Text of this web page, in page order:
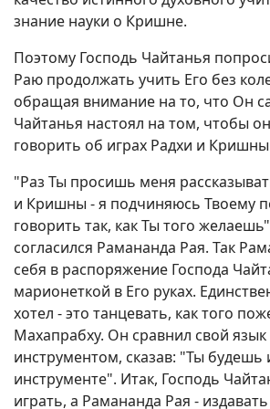
знание науки о Кришне.
Поэтому Господь Чайтанья
Раю продолжать учить Его без
обращая внимание на то, что Он
Чайтанья настоял на том, чтобы
говорить об играх Радхи и
"Раз Ты просишь меня
и Кришны - я подчиняюсь Твоему
говорить так, как Ты того
согласился Рамананда Рая. Так
себя в распоряжение Господа
марионеткой в Его руках.
хотел - это танцевать, как того
Махапрабху. Он сравнил свой
инструментом, сказав: "Ты будешь
инструменте". Итак, Господь
играть, а Рамананда Рая - издавать